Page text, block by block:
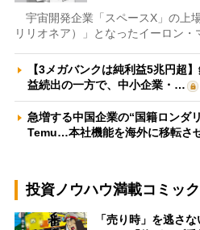
宇宙開発企業「スペースX」の上
リリオネア）」となったイーロン
【3メガバンクは純利益5兆円超
益続出の一方で、中小企業・…
急増する中国企業の“国籍ロンダ
Temu…本社機能を海外に移転さ
投資ノウハウ満載コミッ
「売り時」を逃さ